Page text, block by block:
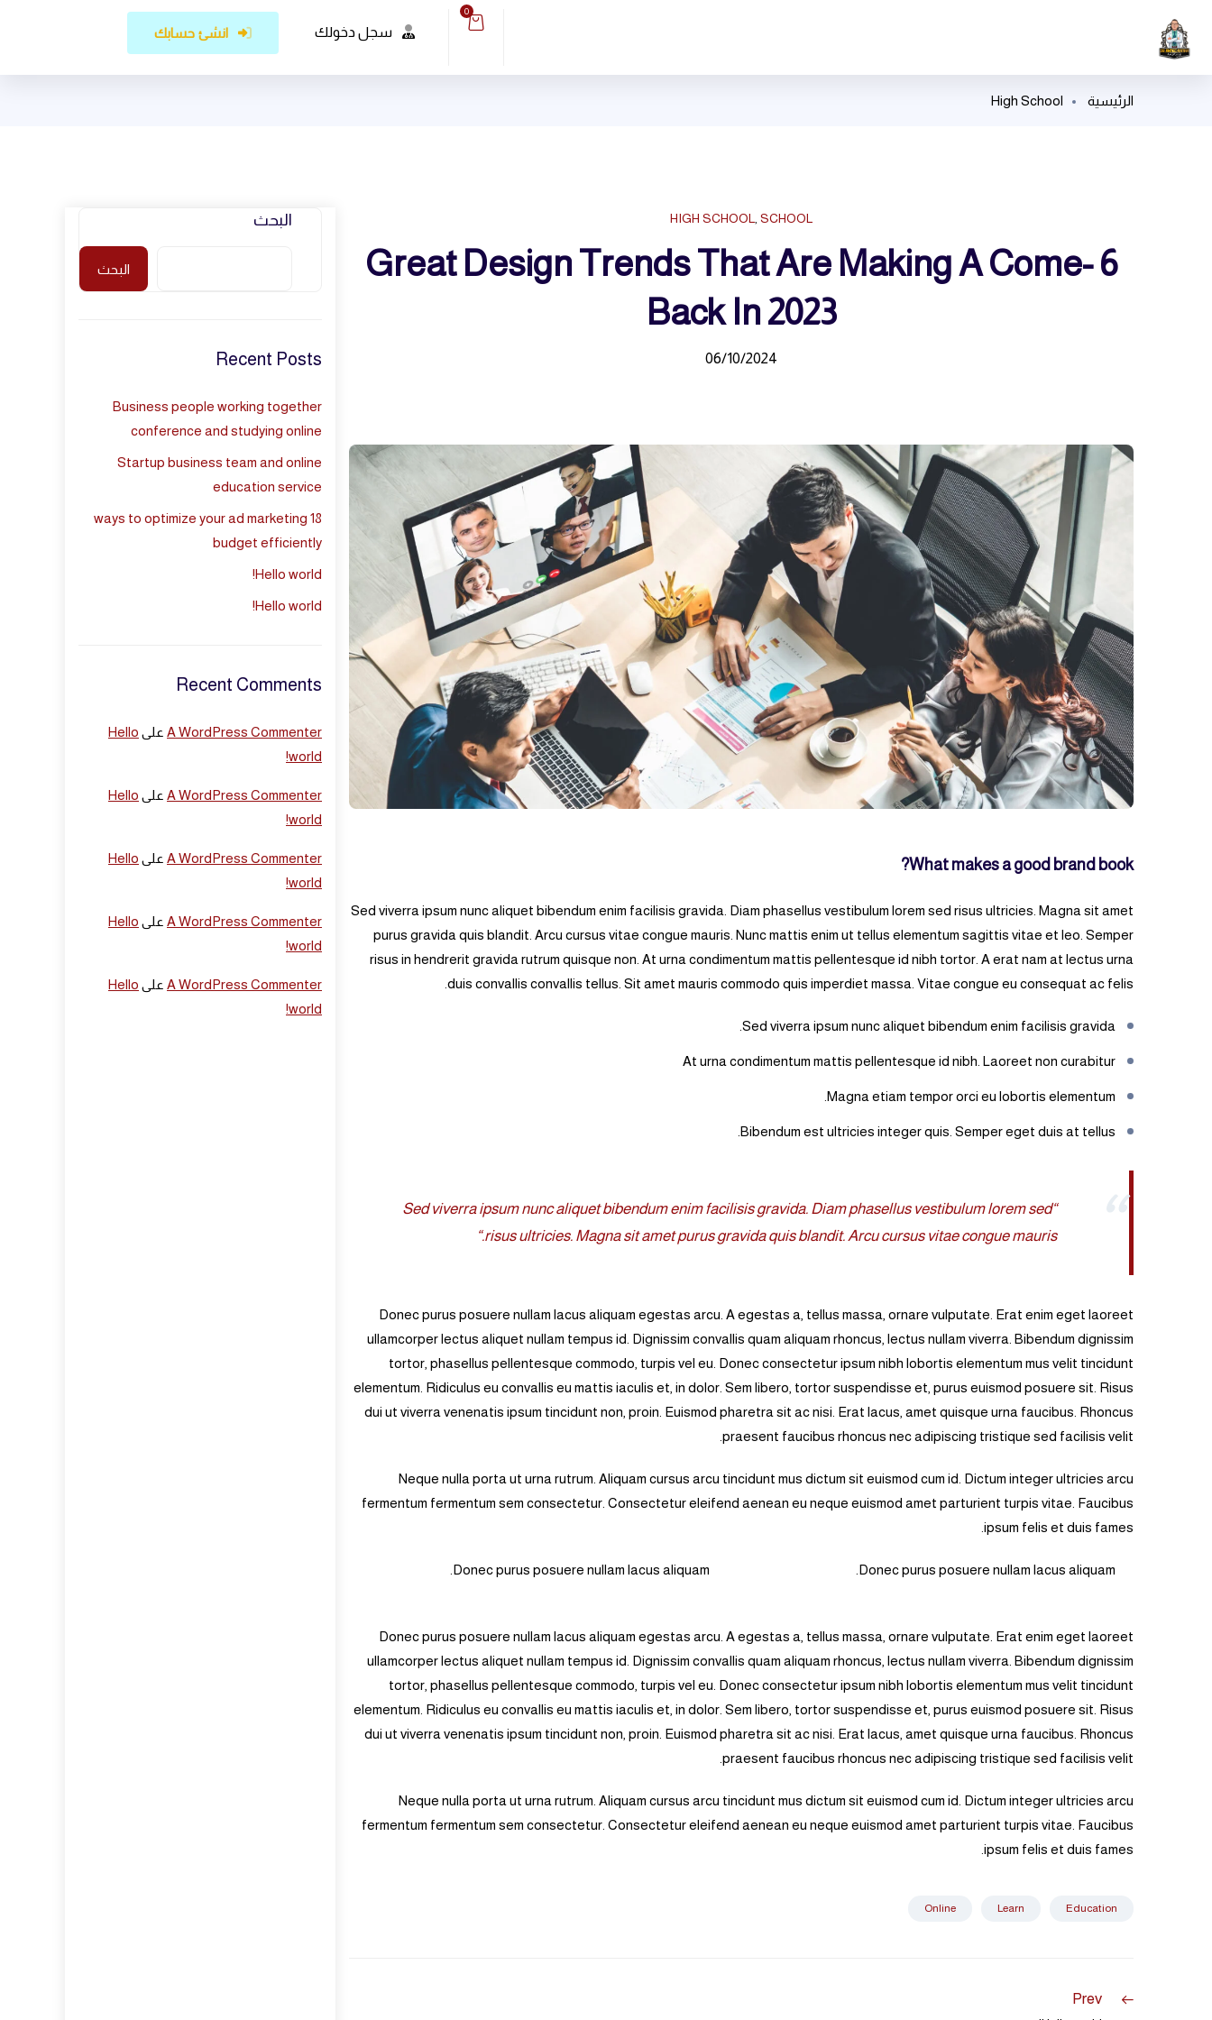
0
سجل دخولك انشئ حسابك
الرئيسية High School
HIGH SCHOOL SCHOOL
6 Great Design Trends That Are Making A Come-
Back In 2023
06/10/2024
What makes a good brand book?
Sed viverra ipsum nunc aliquet bibendum enim facilisis gravida. Diam phasellus vestibulum lorem sed risus ultricies. Magna sit amet
purus gravida quis blandit. Arcu cursus vitae congue mauris. Nunc mattis enim ut tellus elementum sagittis vitae et leo. Semper
risus in hendrerit gravida rutrum quisque non. At urna condimentum mattis pellentesque id nibh tortor. A erat nam at lectus urna
duis convallis convallis tellus. Sit amet mauris commodo quis imperdiet massa. Vitae congue eu consequat ac felis.
Sed viverra ipsum nunc aliquet bibendum enim facilisis gravida.
At urna condimentum mattis pellentesque id nibh. Laoreet non curabitur
Magna etiam tempor orci eu lobortis elementum.
Bibendum est ultricies integer quis. Semper eget duis at tellus.
“Sed viverra ipsum nunc aliquet bibendum enim facilisis gravida. Diam phasellus vestibulum lorem sed
risus ultricies. Magna sit amet purus gravida quis blandit. Arcu cursus vitae congue mauris.“
Donec purus posuere nullam lacus aliquam egestas arcu. A egestas a, tellus massa, ornare vulputate. Erat enim eget laoreet
ullamcorper lectus aliquet nullam tempus id. Dignissim convallis quam aliquam rhoncus, lectus nullam viverra. Bibendum dignissim
tortor, phasellus pellentesque commodo, turpis vel eu. Donec consectetur ipsum nibh lobortis elementum mus velit tincidunt
elementum. Ridiculus eu convallis eu mattis iaculis et, in dolor. Sem libero, tortor suspendisse et, purus euismod posuere sit. Risus
dui ut viverra venenatis ipsum tincidunt non, proin. Euismod pharetra sit ac nisi. Erat lacus, amet quisque urna faucibus. Rhoncus
praesent faucibus rhoncus nec adipiscing tristique sed facilisis velit.
Neque nulla porta ut urna rutrum. Aliquam cursus arcu tincidunt mus dictum sit euismod cum id. Dictum integer ultricies arcu
fermentum fermentum sem consectetur. Consectetur eleifend aenean eu neque euismod amet parturient turpis vitae. Faucibus
ipsum felis et duis fames.
Donec purus posuere nullam lacus aliquam.
Donec purus posuere nullam lacus aliquam.
Donec purus posuere nullam lacus aliquam egestas arcu. A egestas a, tellus massa, ornare vulputate. Erat enim eget laoreet
ullamcorper lectus aliquet nullam tempus id. Dignissim convallis quam aliquam rhoncus, lectus nullam viverra. Bibendum dignissim
tortor, phasellus pellentesque commodo, turpis vel eu. Donec consectetur ipsum nibh lobortis elementum mus velit tincidunt
elementum. Ridiculus eu convallis eu mattis iaculis et, in dolor. Sem libero, tortor suspendisse et, purus euismod posuere sit. Risus
dui ut viverra venenatis ipsum tincidunt non, proin. Euismod pharetra sit ac nisi. Erat lacus, amet quisque urna faucibus. Rhoncus
praesent faucibus rhoncus nec adipiscing tristique sed facilisis velit.
Neque nulla porta ut urna rutrum. Aliquam cursus arcu tincidunt mus dictum sit euismod cum id. Dictum integer ultricies arcu
fermentum fermentum sem consectetur. Consectetur eleifend aenean eu neque euismod amet parturient turpis vitae. Faucibus
ipsum felis et duis fames.
Education
Learn
Online
Prev
البحث
البحث
Recent Posts
Business people working together
conference and studying online
Startup business team and online
education service
18 ways to optimize your ad marketing
budget efficiently
Hello world!
Hello world!
Recent Comments
A WordPress Commenter على Hello
world!
A WordPress Commenter على Hello
world!
A WordPress Commenter على Hello
world!
A WordPress Commenter على Hello
world!
A WordPress Commenter على Hello
world!